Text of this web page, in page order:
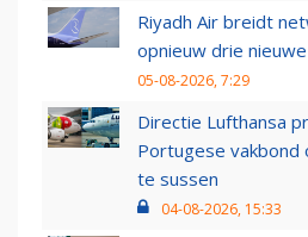
Riyadh Air breidt
opnieuw drie
05-08-2026, 7:29
Directie Lufthansa
Portugese vakbond
te sussen
04-08-2026, 15:33